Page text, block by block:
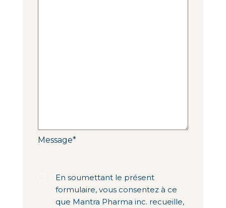
Message*
En soumettant le présent
formulaire, vous consentez à ce
que Mantra Pharma inc. recueille,